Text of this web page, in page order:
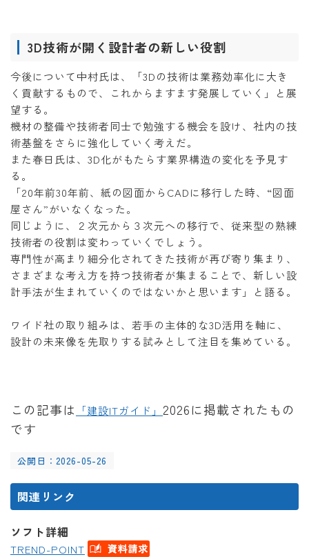
3D技術が開く設計者の新しい役割
今後について中村氏は、「3Dの技術は業務効率化に大き
く貢献するもので、これからますます発展していく」と展
望する。
機材の整備や技術者同士で勉強する機会を設け、社内の技
術基盤をさらに強化していく考えだ。
また春日氏は、3D化がもたらす業界構造の変化を予見す
る。
「20年前30年前、紙の図面からCADに移行した時、“図面
屋さん”がいなくなった。
同じように、２次元から３次元への移行で、従来型の熟練
技術者の役割は変わっていくでしょう。
専門性が高まり細分化されてきた技術が再び寄り集まり、
さまざまな考え方を持つ技術者が集まることで、新しい設
計手法が生まれていくのではないかと思います」と語る。
ワイド社の取り組みは、若手の主体的な3D活用を軸に、
設計の未来像を先取りする試みとして注目を集めている。
この記事は 「建設ITガイド」 2026に掲載されたもの
です
公開日：2026-05-26
関連リンク
ソフト詳細
TREND-POINT